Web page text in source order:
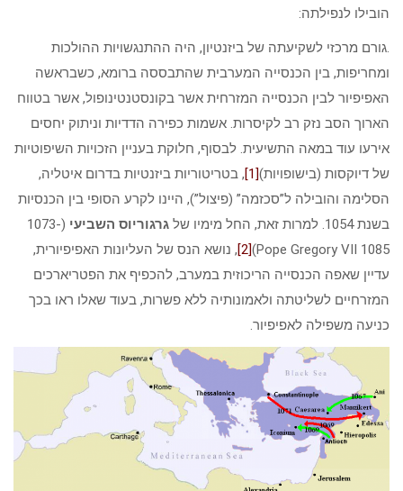
הובילו לנפילתה:
.גורם מרכזי לשקיעתה של ביזנטיון, היה ההתנגשויות ההולכות
ומחריפות, בין הכנסייה המערבית שהתבססה ברומא, כשבראשה
האפיפיור לבין הכנסייה המזרחית אשר בקונסטנטינופול, אשר בטווח
הארוך הסב נזק רב לקיסרות. אשמות כפירה הדדיות וניתוק יחסים
אירעו עוד במאה התשיעית. לבסוף, חלוקת בעניין הזכויות השיפוטיות
של דיוקסות (בישופויות)[1]
, בטריטוריות ביזנטיות בדרום איטליה,
הסלימה והובילה ל”סכזמה” (פיצול”), היינו לקרע הסופי בין הכנסיות
בשנת 1054. למרות זאת, החל מימיו של
גרגוריוס השביעי
(1073-
1085 Pope Gregory VII)
[2]
, נושא הנס של העליונות האפיפיורית,
עדיין שאפה הכנסייה הריכוזית במערב, להכפיף את הפטריארכים
המזרחיים לשליטתה ולאמונותיה ללא פשרות, בעוד שאלו ראו בכך
כניעה משפילה לאפיפיור.